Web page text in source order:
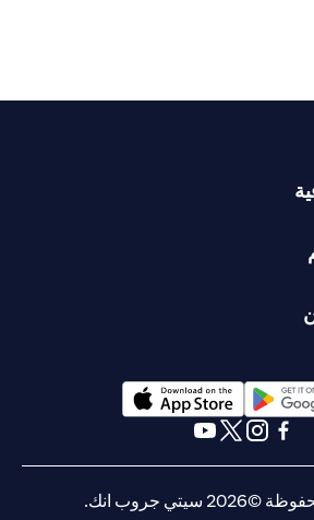
opens in a
opens in a new tab
جروب انك.